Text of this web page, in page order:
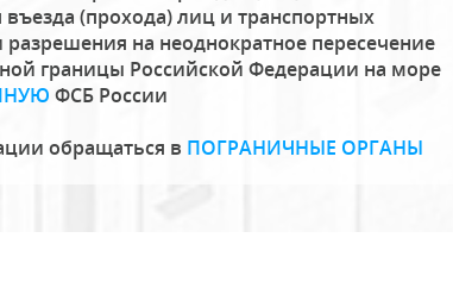
(прохода) лиц и транспортных
на неоднократное пересечение
границы Российской Федерации на море
ФСБ России
обращаться в ПОГРАНИЧНЫЕ ОРГАНЫ